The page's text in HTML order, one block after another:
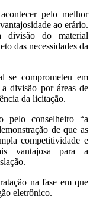
pelo melhor
ao erário.
divisão do material
das necessidades da
se comprometeu em
divisão por áreas de
da licitação.
pelo conselheiro “a
de que as
competitividade e
vantajosa para a
na fase em que
eletrônico.